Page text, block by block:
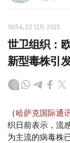
19:54, 22 12月 2025
世卫组织：
新型毒株引
（哈萨克国际通
织日前表示，流
为主流的病毒株